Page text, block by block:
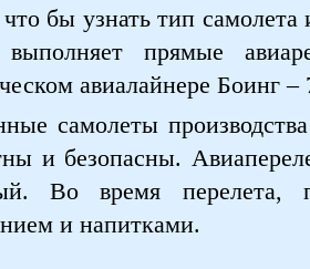
бы узнать тип самолета
выполняет прямые
авиалайнере Боинг –
самолеты
и безопасны.
Во время перелета,
и напитками.